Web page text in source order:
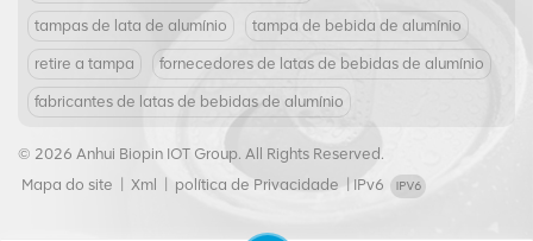
totalmente reciclável, o que a
torna uma excelente escolha
para empresas
ambientalmente conscientes.
granel ou entusiastas de
conservas caseiras. Além
disso, os seus materiais
totalmente recicláveis tornam-
no numa opção amiga do
impacto ambiental. Confie em
nossa tampa de abertura fácil
de alumínio 209 # 63 mm para
tampas de lata de alumínio tampa de bebida de alumínio
retire a tampa fornecedores de latas de bebidas de alumínio
fabricantes de latas de bebidas de alumínio
© 2026 Anhui Biopin IOT Group. All Rights Reserved.
Mapa do site
Xml política de Privacidade IPv6